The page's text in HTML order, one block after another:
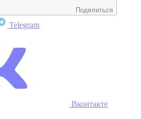
Поделиться
Telegram
Вконтакте